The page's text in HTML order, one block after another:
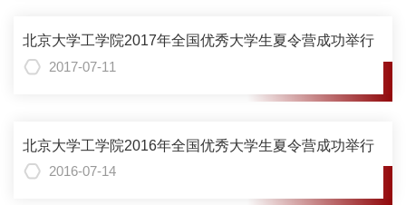
北京大学工学院2017年全国优秀大学生夏令营成功举行
2017-07-11
北京大学工学院2016年全国优秀大学生夏令营成功举行
2016-07-14